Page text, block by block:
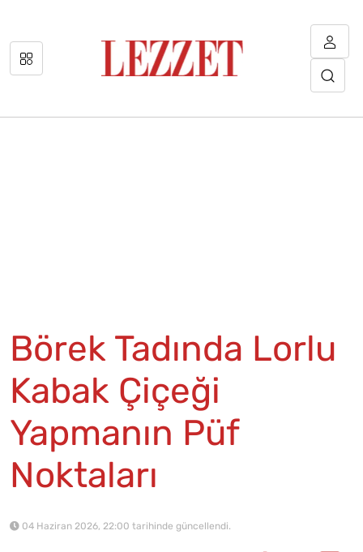
Börek Tadında Lorlu
Kabak Çiçeği
Yapmanın Püf
Noktaları
04 Haziran 2026, 22:00 tarihinde güncellendi.